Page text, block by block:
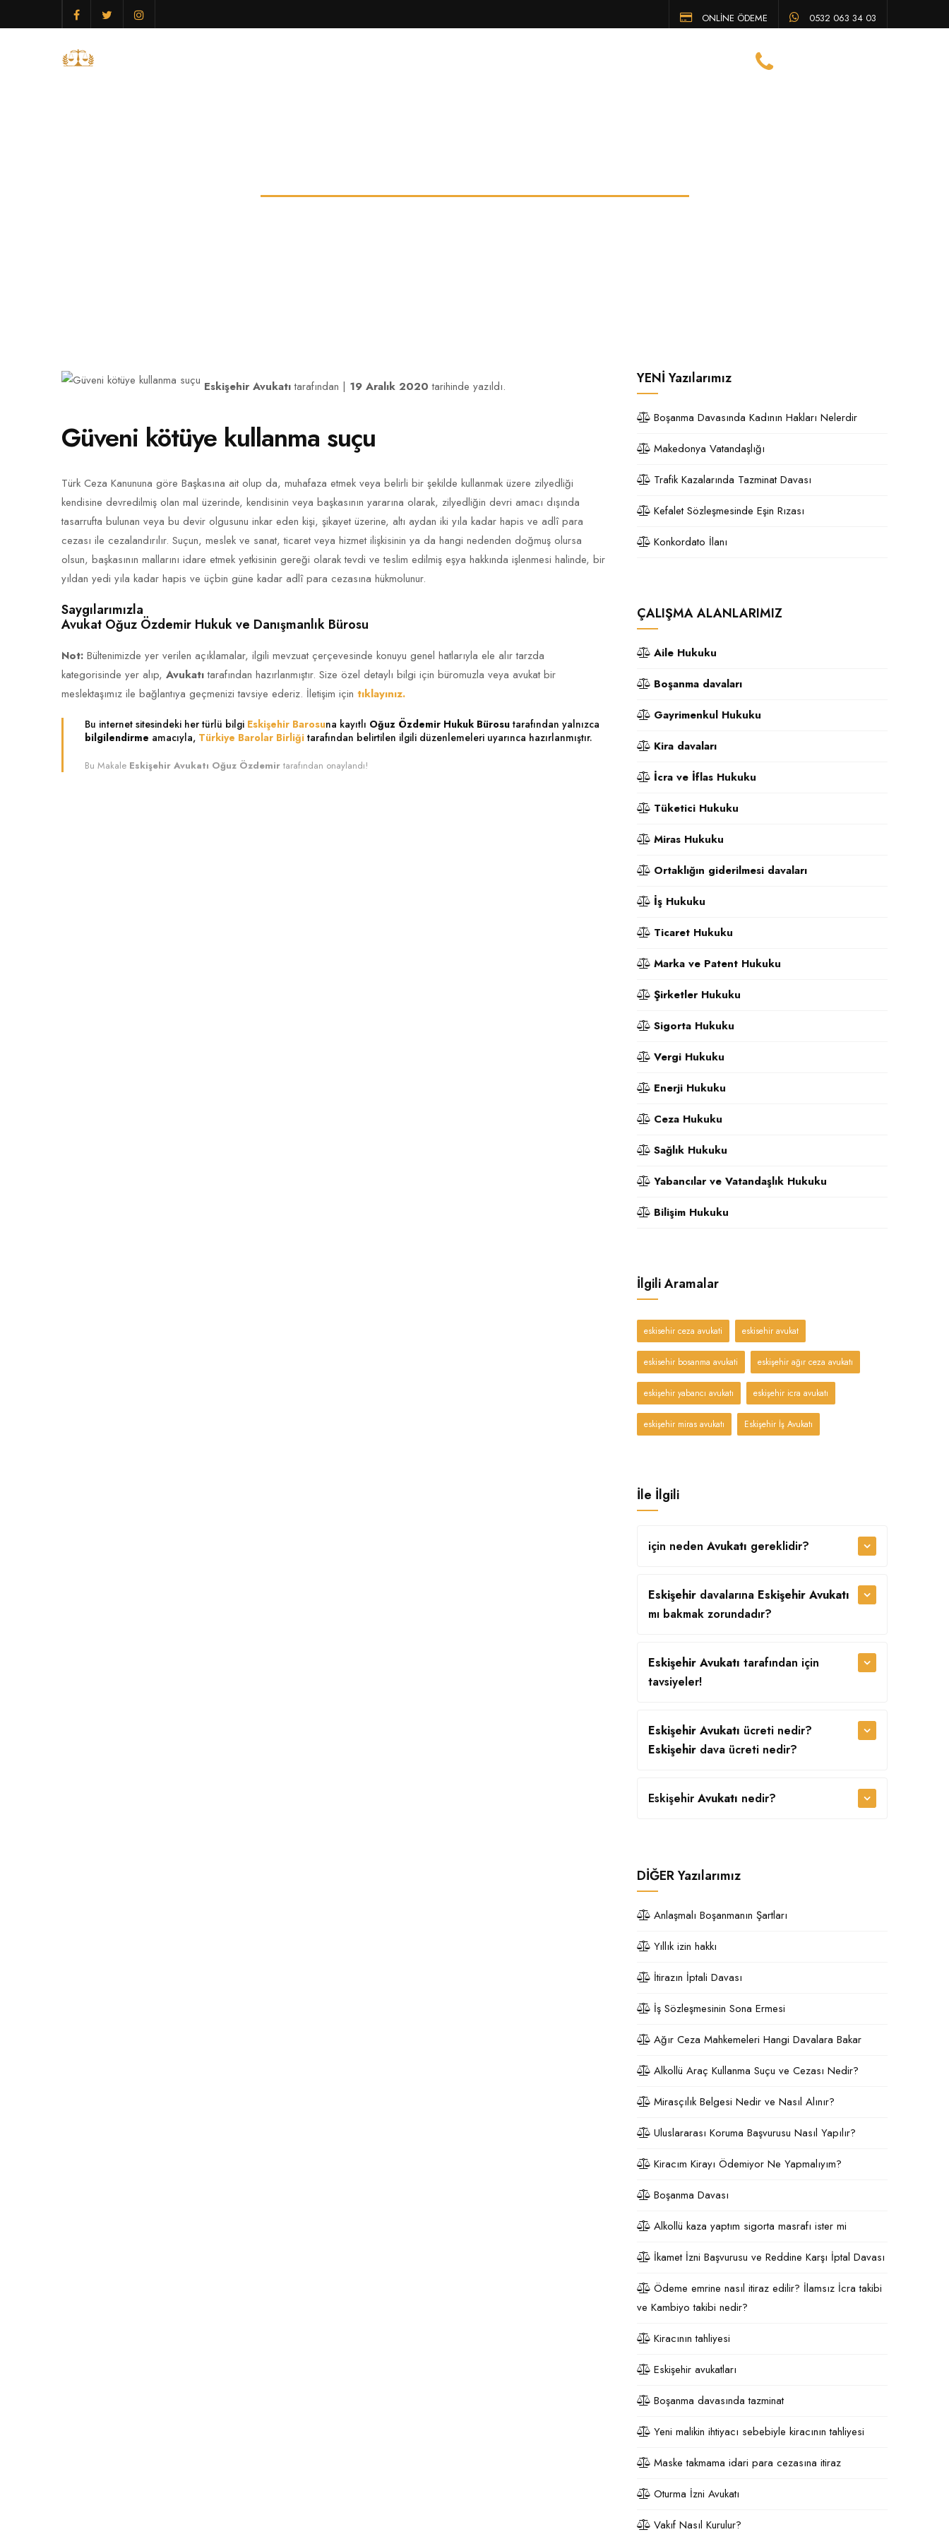
ONLİNE ÖDEME 0532 063 34 03
Eskişehir Avukatıtarafından | 19 Aralık 2020 tarihinde yazıldı.
Güveni kötüye kullanma suçu
Türk Ceza Kanununa göre Başkasına ait olup da, muhafaza etmek veya belirli bir şekilde kullanmak üzere zilyedliği
kendisine devredilmiş olan mal üzerinde, kendisinin veya başkasının yararına olarak, zilyedliğin devri amacı dışında
tasarrufta bulunan veya bu devir olgusunu inkar eden kişi, şikayet üzerine, altı aydan iki yıla kadar hapis ve adlî para
cezası ile cezalandırılır. Suçun, meslek ve sanat, ticaret veya hizmet ilişkisinin ya da hangi nedenden doğmuş olursa
olsun, başkasının mallarını idare etmek yetkisinin gereği olarak tevdi ve teslim edilmiş eşya hakkında işlenmesi halinde, bir
yıldan yedi yıla kadar hapis ve üçbin güne kadar adlî para cezasına hükmolunur.
Saygılarımızla
Avukat Oğuz Özdemir Hukuk ve Danışmanlık Bürosu
Not: Bültenimizde yer verilen açıklamalar, ilgili mevzuat çerçevesinde konuyu genel hatlarıyla ele alır tarzda
kategorisinde yer alıp, Avukatıtarafından hazırlanmıştır. Size özel detaylı bilgi için büromuzla veya avukat bir
meslektaşımız ile bağlantıya geçmenizi tavsiye ederiz. İletişim için tıklayınız.
Bu internet sitesindeki her türlü bilgi Eskişehir Barosuna kayıtlı Oğuz Özdemir Hukuk Bürosu tarafından yalnızca
bilgilendirme amacıyla, Türkiye Barolar Birliği tarafından belirtilen ilgili düzenlemeleri uyarınca hazırlanmıştır.
Bu Makale Eskişehir Avukatı Oğuz Özdemir tarafından onaylandı!
YENİYazılarımız
Boşanma Davasında Kadının Hakları Nelerdir
Makedonya Vatandaşlığı
Trafik Kazalarında Tazminat Davası
Kefalet Sözleşmesinde Eşin Rızası
Konkordato İlanı
ÇALIŞMA ALANLARIMIZ
Aile Hukuku
Boşanma davaları
Gayrimenkul Hukuku
Kira davaları
İcra ve İflas Hukuku
Tüketici Hukuku
Miras Hukuku
Ortaklığın giderilmesi davaları
İş Hukuku
Ticaret Hukuku
Marka ve Patent Hukuku
Şirketler Hukuku
Sigorta Hukuku
Vergi Hukuku
Enerji Hukuku
Ceza Hukuku
Sağlık Hukuku
Yabancılar ve Vatandaşlık Hukuku
Bilişim Hukuku
İlgili Aramalar
eskisehir ceza avukati eskisehir avukat
eskisehir bosanma avukati eskişehir ağır ceza avukatı
eskişehir yabancı avukatı eskişehir icra avukatı
eskişehir miras avukatı Eskişehir İş Avukatı
İle İlgili
için neden Avukatı gereklidir?
Eskişehir davalarına Eskişehir Avukatı
mı bakmak zorundadır?
Eskişehir Avukatı tarafından için
tavsiyeler!
Eskişehir Avukatı ücreti nedir?
Eskişehir dava ücreti nedir?
Eskişehir Avukatı nedir?
DİĞERYazılarımız
Anlaşmalı Boşanmanın Şartları
Yıllık izin hakkı
İtirazın İptali Davası
İş Sözleşmesinin Sona Ermesi
Ağır Ceza Mahkemeleri Hangi Davalara Bakar
Alkollü Araç Kullanma Suçu ve Cezası Nedir?
Mirasçılık Belgesi Nedir ve Nasıl Alınır?
Uluslararası Koruma Başvurusu Nasıl Yapılır?
Kiracım Kirayı Ödemiyor Ne Yapmalıyım?
Boşanma Davası
Alkollü kaza yaptım sigorta masrafı ister mi
İkamet İzni Başvurusu ve Reddine Karşı İptal Davası
Ödeme emrine nasıl itiraz edilir? İlamsız İcra takibi
ve Kambiyo takibi nedir?
Kiracının tahliyesi
Eskişehir avukatları
Boşanma davasında tazminat
Yeni malikin ihtiyacı sebebiyle kiracının tahliyesi
Maske takmama idari para cezasına itiraz
Oturma İzni Avukatı
Vakıf Nasıl Kurulur?